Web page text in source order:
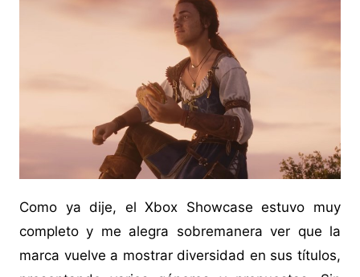
Como ya dije, el Xbox Showcase estuvo muy
completo y me alegra sobremanera ver que la
marca vuelve a mostrar diversidad en sus títulos,